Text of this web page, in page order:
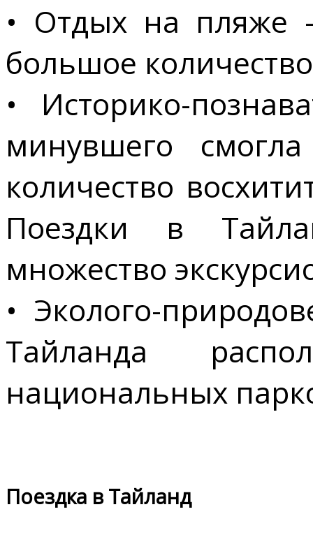
• Отдых на пляже
большое
• Историко-
минувшего
количество
Поездки в
множество
• Эколого-
Тайланда
национальных
Поездка в Тайланд